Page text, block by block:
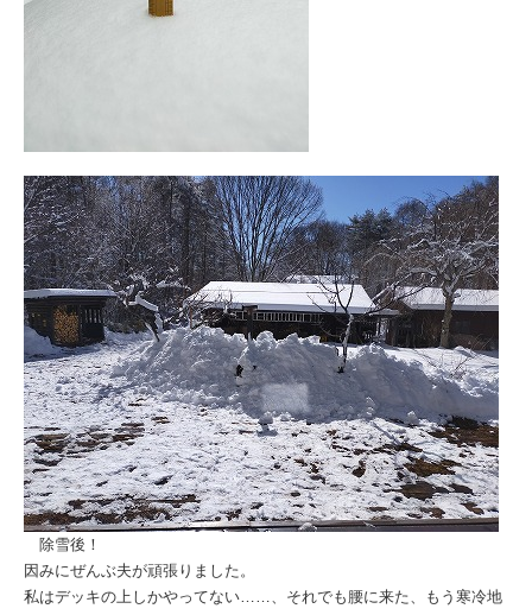
除雪後！
因みにぜんぶ夫が頑張りました。
私はデッキの上しかやってない……、それでも腰に来た、もう寒冷地